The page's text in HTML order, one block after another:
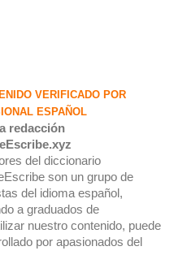
VERIFICADO POR
ESPAÑOL
redacción
del diccionario
son un grupo de
del idioma español,
a graduados de
nuestro contenido, puede
por apasionados del